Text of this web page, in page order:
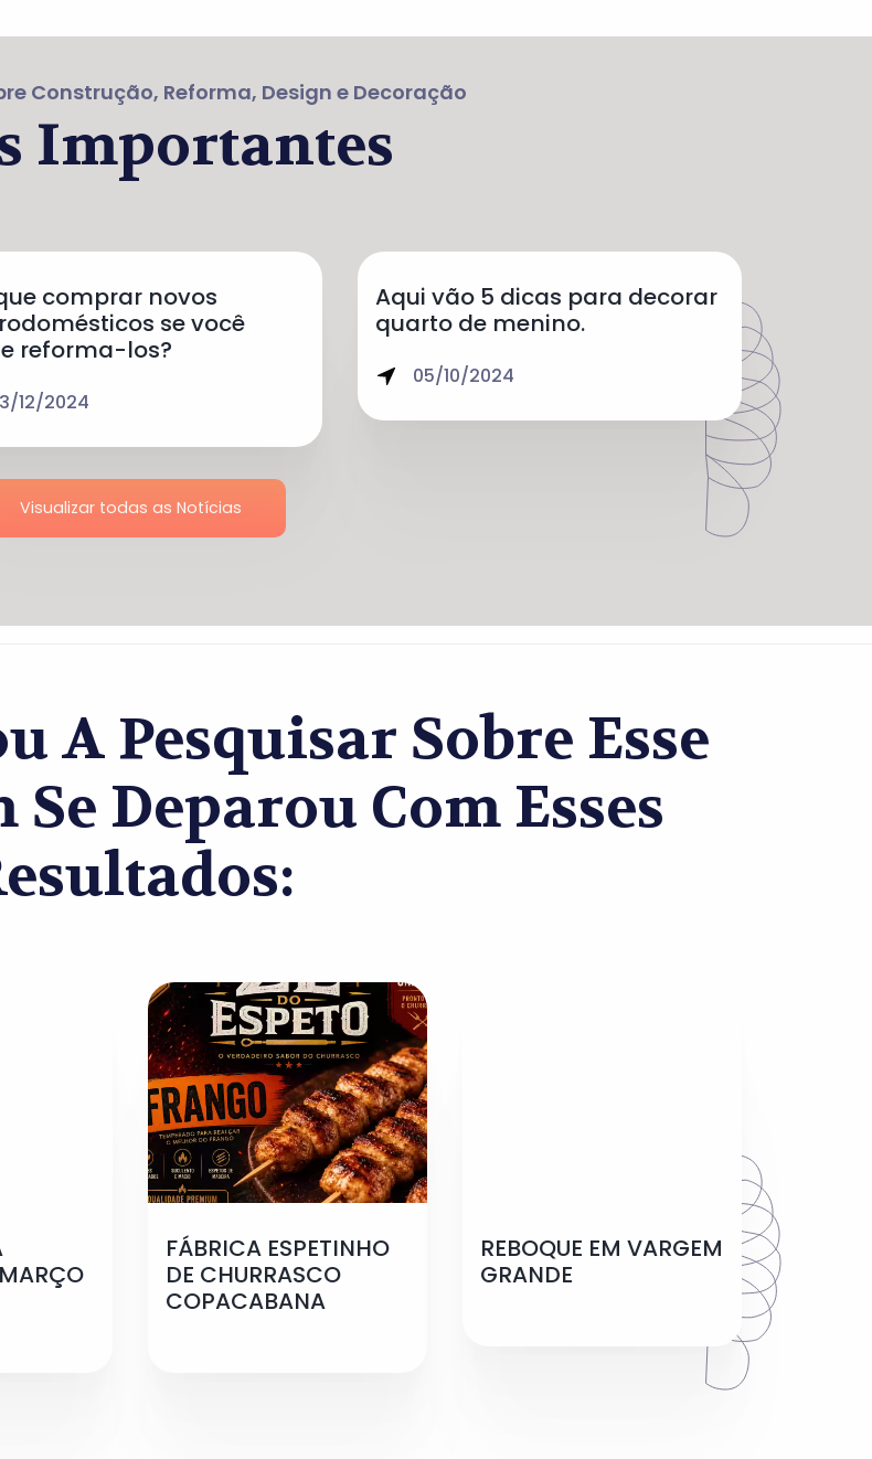
Construção, Reforma, Design e Decoração
Importantes
comprar novos
se você
reforma-los?
12/2024
Aqui vão 5 dicas para decorar
quarto de menino.
05/10/2024
Visualizar todas as Notícias
A Pesquisar Sobre Esse
Deparou Com Esses
FÁBRICA ESPETINHO
DE CHURRASCO
COPACABANA
REBOQUE EM VARGEM
GRANDE